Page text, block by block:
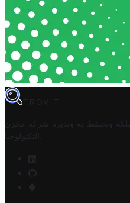
TROVIT
وتحتفظ به وتديره
شركة مخزن
التكنولوجيا